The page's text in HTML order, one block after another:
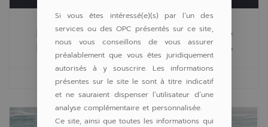
BFM Business- Aymeric Diday : « Le
Luxe Voit Enfin Le Bout Du Tunnel »
1 juillet 2025 15h43
Si vous êtes intéressé(e)(s) par l’un des
services ou des OPC présentés sur ce site,
nous vous conseillons de vous assurer
préalablement que vous êtes juridiquement
autorisés à y souscrire. Les informations
présentes sur le site le sont à titre indicatif
et ne sauraient dispenser l’utilisateur d’une
analyse complémentaire et personnalisée.
Ce site, ainsi que toutes les informations qui